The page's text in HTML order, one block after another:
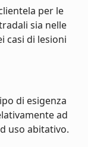
per le
sia nelle
casi di lesioni
di esigenza
ad
uso abitativo.